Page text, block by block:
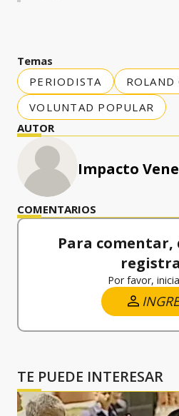
Temas
PERIODISTA
ROLAND
VOLUNTAD POPULAR
AUTOR
Impacto
COMENTARIOS
Para comentar,
Por favor,
TE PUEDE INTERESAR